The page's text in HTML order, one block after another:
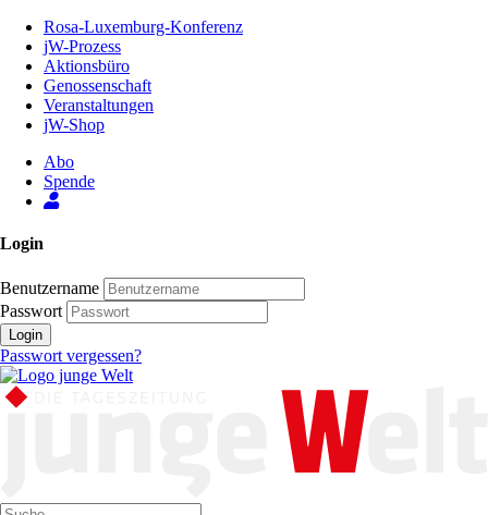
Inhalt
Seite
Rosa-Luxemburg-Konferenz
jW-Prozess
Aktionsbüro
Genossenschaft
Veranstaltungen
jW-Shop
Abo
Spende
Login
Benutzername
Passwort
Login
Passwort vergessen?